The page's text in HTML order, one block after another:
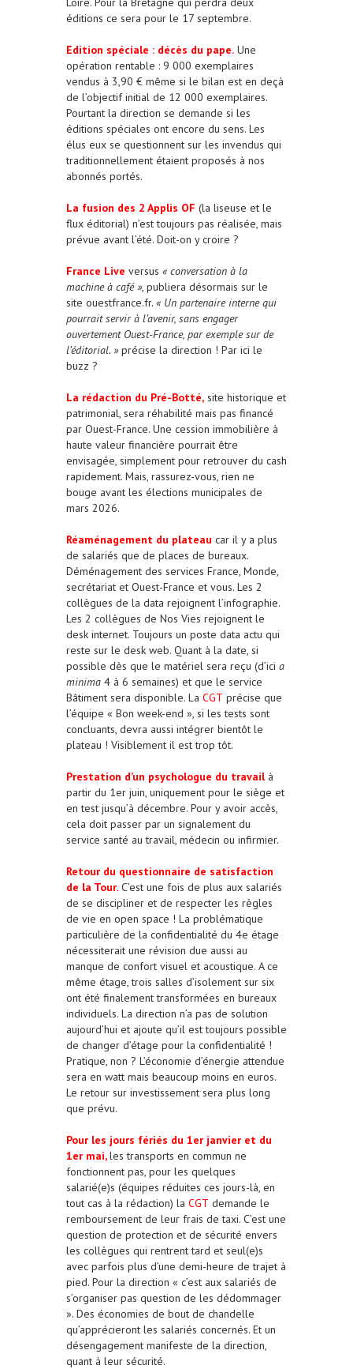
éditions ce sera pour le 17 septembre.
Edition spéciale : décès du pape. Une
opération rentable : 9 000 exemplaires
vendus à 3,90 € même si le bilan est en deçà
de l’objectif initial de 12 000 exemplaires.
Pourtant la direction se demande si les
éditions spéciales ont encore du sens. Les
élus eux se questionnent sur les invendus qui
traditionnellement étaient proposés à nos
abonnés portés.
La fusion des 2 Applis OF (la liseuse et le
flux éditorial) n’est toujours pas réalisée, mais
prévue avant l’été. Doit-on y croire ?
France Live versus « conversation à la
machine à café », publiera désormais sur le
site ouestfrance.fr. « Un partenaire interne qui
pourrait servir à l’avenir, sans engager
ouvertement Ouest-France, par exemple sur de
l’éditorial. »précise la direction ! Par ici le
buzz ?
La rédaction du Pré-Botté, site historique et
patrimonial, sera réhabilité mais pas financé
par Ouest-France. Une cession immobilière à
haute valeur financière pourrait être
envisagée, simplement pour retrouver du cash
rapidement. Mais, rassurez-vous, rien ne
bouge avant les élections municipales de
mars 2026.
Réaménagement du plateau car il y a plus
de salariés que de places de bureaux.
Déménagement des services France, Monde,
secrétariat et Ouest-France et vous. Les 2
collègues de la data rejoignent l’infographie.
Les 2 collègues de Nos Vies rejoignent le
desk internet. Toujours un poste data actu qui
reste sur le desk web. Quant à la date, si
possible dès que le matériel sera reçu (d’ici a
minima 4 à 6 semaines) et que le service
Bâtiment sera disponible. La CGT précise que
l’équipe « Bon week-end », si les tests sont
concluants, devra aussi intégrer bientôt le
plateau ! Visiblement il est trop tôt.
Prestation d’un psychologue du travailà
partir du 1er juin, uniquement pour le siège et
en test jusqu’à décembre. Pour y avoir accès,
cela doit passer par un signalement du
service santé au travail, médecin ou infirmier.
Retour du questionnaire de satisfaction
de la Tour. C’est une fois de plus aux salariés
de se discipliner et de respecter les règles
de vie en open space ! La problématique
particulière de la confidentialité du 4e étage
nécessiterait une révision due aussi au
manque de confort visuel et acoustique. A ce
même étage, trois salles d’isolement sur six
ont été finalement transformées en bureaux
individuels. La direction n’a pas de solution
aujourd’hui et ajoute qu’il est toujours possible
de changer d’étage pour la confidentialité !
Pratique, non ? L’économie d’énergie attendue
sera en watt mais beaucoup moins en euros.
Le retour sur investissement sera plus long
que prévu.
Pour les jours fériés du 1er janvier et du
1er mai,les transports en commun ne
fonctionnent pas, pour les quelques
salarié(e)s (équipes réduites ces jours-là, en
tout cas à la rédaction) la CGT demande le
remboursement de leur frais de taxi. C’est une
question de protection et de sécurité envers
les collègues qui rentrent tard et seul(e)s
avec parfois plus d’une demi-heure de trajet à
pied. Pour la direction « c’est aux salariés de
s’organiser pas question de les dédommager
». Des économies de bout de chandelle
qu’apprécieront les salariés concernés. Et un
désengagement manifeste de la direction,
quant à leur sécurité.